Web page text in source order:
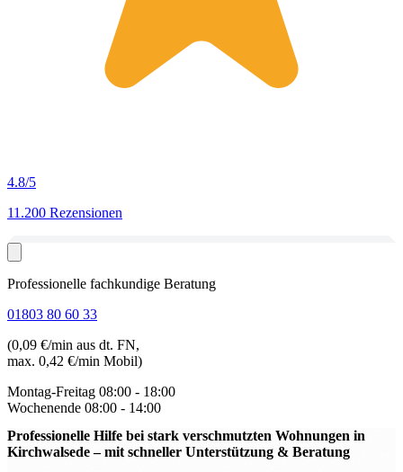
4.8/5
11.200 Rezensionen
Professionelle fachkundige Beratung
01803 80 60 33
(0,09 €/min aus dt. FN,
max. 0,42 €/min Mobil)
Montag-Freitag 08:00 - 18:00
Wochenende 08:00 - 14:00
Professionelle Hilfe bei stark verschmutzten Wohnungen in
Kirchwalsede– mit schneller Unterstützung & Beratung